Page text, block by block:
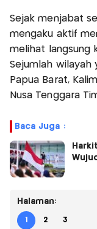
Sejak menjabat
mengaku aktif
melihat langsung
Sejumlah wilayah
Papua Barat,
Nusa Tenggara
Baca Juga :
Halaman:
1 2 3